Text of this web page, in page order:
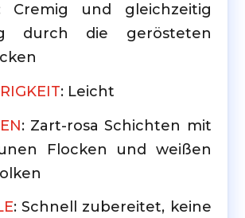
Cremig und gleichzeitig
durch die gerösteten
: Leicht
: Zart-rosa Schichten mit
Flocken und weißen
: Schnell zubereitet, keine